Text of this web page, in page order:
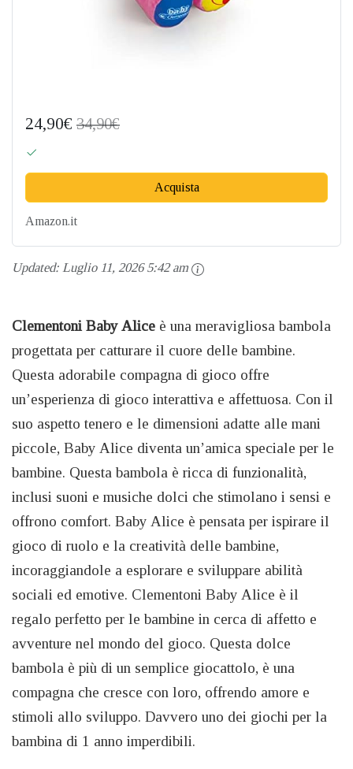
24,90€ 34,90€
Acquista
Amazon.it
Updated: Luglio 11, 2026 5:42 am
Clementoni Baby Alice è una meravigliosa bambola
progettata per catturare il cuore delle bambine.
Questa adorabile compagna di gioco offre
un’esperienza di gioco interattiva e affettuosa. Con il
suo aspetto tenero e le dimensioni adatte alle mani
piccole, Baby Alice diventa un’amica speciale per le
bambine. Questa bambola è ricca di funzionalità,
inclusi suoni e musiche dolci che stimolano i sensi e
offrono comfort. Baby Alice è pensata per ispirare il
gioco di ruolo e la creatività delle bambine,
incoraggiandole a esplorare e sviluppare abilità
sociali ed emotive. Clementoni Baby Alice è il
regalo perfetto per le bambine in cerca di affetto e
avventure nel mondo del gioco. Questa dolce
bambola è più di un semplice giocattolo, è una
compagna che cresce con loro, offrendo amore e
stimoli allo sviluppo. Davvero uno dei giochi per la
bambina di 1 anno imperdibili.